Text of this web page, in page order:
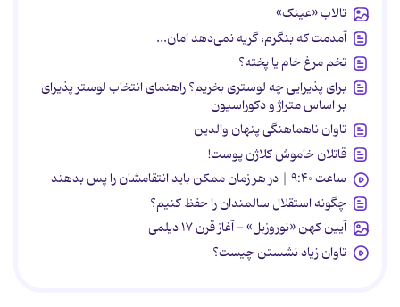
تالاب «عینک»
آمدمت که بنگرم، گریه نمی‌دهد امان...
تخم مرغ خام یا پخته؟
برای پذیرایی چه لوستری بخریم؟ راهنمای انتخاب لوستر پذیرای
بر اساس متراژ و دکوراسیون
تاوان ناهماهنگی پنهان والدین
قاتلان خاموش کلاژن پوست!
ساعت ۹:۴۰ | در هر زمان ممکن باید انتقامشان را پس بدهند
چگونه استقلال سالمندان را حفظ کنیم؟
آیین کهن «نوروزبل» - آغاز قرن ۱۷ دیلمی
تاوان زیاد نشستن چیست؟